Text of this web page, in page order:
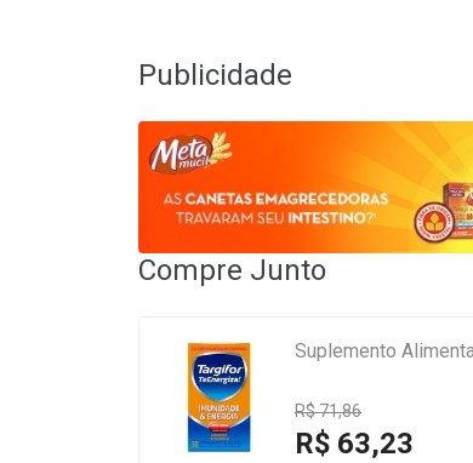
Publicidade
Compre Junto
Suplemento
R$ 71,86
R$ 63,23